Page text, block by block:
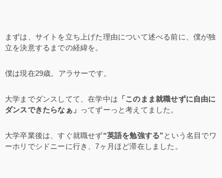
まずは、サイトを立ち上げた理由について述べる前に、僕が独
立を決意するまでの経緯を。
僕は現在29歳。アラサーです。
大学までダンスしてて、在学中は 「このまま就職せずに自由に
ダンスできたらなぁ」 ってずーっと考えてました。
大学卒業後は、すぐ就職せず“英語を勉強する”という名目でワ
ーホリでシドニーに行き、7ヶ月ほど滞在しました。